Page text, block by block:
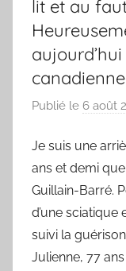
lit et au
Publié le 6 août
Je suis une
ans et demi
Guillain-Barré.
d’une
suivi la
Julienne, 77